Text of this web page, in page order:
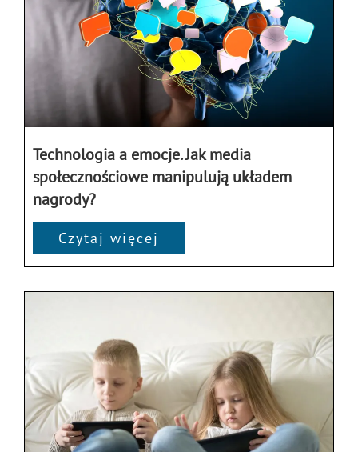
Technologia a emocje. Jak media
społecznościowe manipulują układem
nagrody?
Czytaj więcej